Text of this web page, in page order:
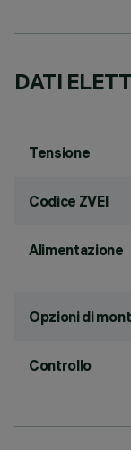
DATI
Tensione
Codice ZVEI
Alimentazione
Opzioni di
Controllo